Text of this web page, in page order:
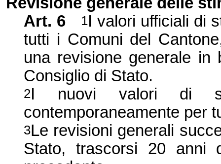
Art. 6
1I valori ufficiali di
tutti i Comuni del
una revisione generale in
Consiglio di Stato.
2I nuovi valori di
contemporaneamente per
3Le revisioni generali
Stato, trascorsi 20 anni